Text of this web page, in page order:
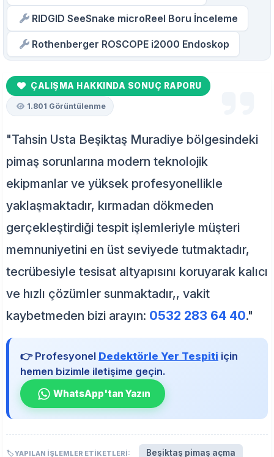
RIDGID SeeSnake microReel Boru İnceleme
Rothenberger ROSCOPE i2000 Endoskop
ÇALIŞMA HAKKINDA SONUÇ RAPORU
1.801 Görüntülenme
"Tahsin Usta Beşiktaş Muradiye bölgesindeki
pimaş sorunlarına modern teknolojik
ekipmanlar ve yüksek profesyonellikle
yaklaşmaktadır, kırmadan dökmeden
gerçekleştirdiği tespit işlemleriyle müşteri
memnuniyetini en üst seviyede tutmaktadır,
tecrübesiyle tesisat altyapısını koruyarak kalıcı
ve hızlı çözümler sunmaktadır,, vakit
kaybetmeden bizi arayın: 0532 283 64 40."
👉 Profesyonel Dedektörle Yer Tespiti için
hemen bizimle iletişime geçin.
WhatsApp'tan Yazın
🏷️ YAPILAN İŞLEMLER ETIKETLERI: Beşiktaş pimaş açma